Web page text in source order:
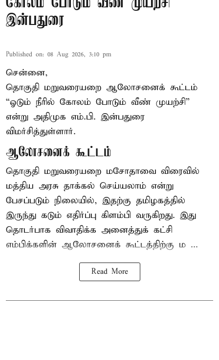
இன்பதுரை
Published on: 08 Aug 2026, 3:10 pm
சென்னை,
தொகுதி மறுவரையறை ஆலோசனைக் கூட்டம்
“ஓடும் நீரில் கோலம் போடும் வீண் முயற்சி”
என்று அதிமுக எம்.பி. இன்பதுரை
விமர்சித்துள்ளார்.
ஆலோசனைக் கூட்டம்
தொகுதி மறுவரையறை மசோதாவை விரைவில்
மத்திய அரசு தாக்கல் செய்யலாம் என்று
பேசப்படும் நிலையில், இதற்கு தமிழகத்தில்
இருந்து கடும் எதிர்ப்பு கிளம்பி வருகிறது. இது
தொடர்பாக விவாதிக்க அனைத்துக் கட்சி
எம்பிக்களின் ஆலோசனைக் கூட்டத்திற்கு ம ...
Read More